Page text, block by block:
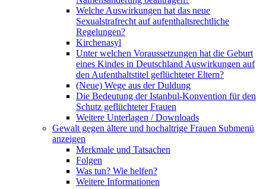
Welche Auswirkungen hat das neue
Sexualstrafrecht auf aufenthaltsrechtliche
Regelungen?
Kirchenasyl
Unter welchen Voraussetzungen hat die Geburt
eines Kindes in Deutschland Auswirkungen auf
den Aufenthaltstitel geflüchteter Eltern?
(Neue) Wege aus der Duldung
Die Bedeutung der Istanbul-Konvention für den
Schutz geflüchteter Frauen
Weitere Unterlagen / Downloads
Gewalt gegen ältere und hochaltrige Frauen Submenü
anzeigen
Merkmale und Tatsachen
Folgen
Was tun? Wie helfen?
Weitere Informationen